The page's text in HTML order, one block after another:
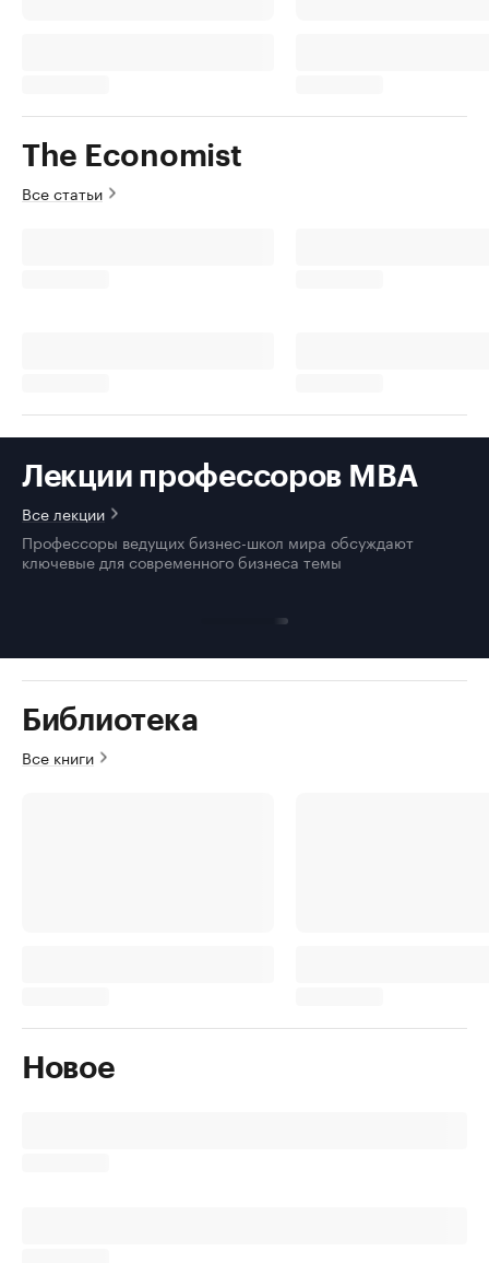
The Economist
Все статьи
Лекции профессоров MBA
Все лекции
Профессоры ведущих бизнес-школ мира обсуждают
ключевые для современного бизнеса темы
Библиотека
Все книги
Новое